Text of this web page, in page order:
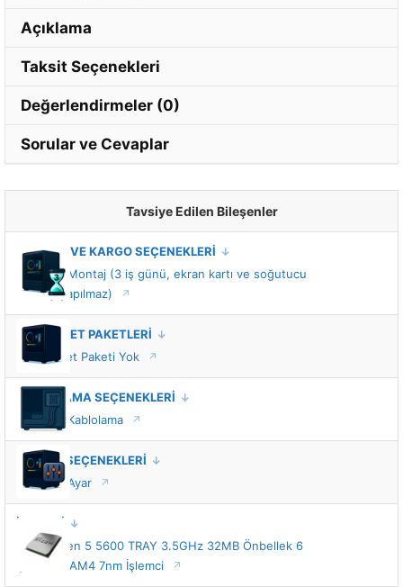
Açıklama
Taksit Seçenekleri
Değerlendirmeler (0)
Sorular ve Cevaplar
Tavsiye Edilen Bileşenler
MONTAJ VE KARGO SEÇENEKLERİ
Standart Montaj (3 iş günü, ekran kartı ve soğutucu
montajı yapılmaz)
VIP HİZMET PAKETLERİ
VIP Hizmet Paketi Yok
KABLOLAMA SEÇENEKLERİ
Standart Kablolama
TUNING SEÇENEKLERİ
Standart Ayar
İŞLEMCİ
AMD Ryzen 5 5600 TRAY 3.5GHz 32MB Önbellek 6
Çekirdek AM4 7nm İşlemci